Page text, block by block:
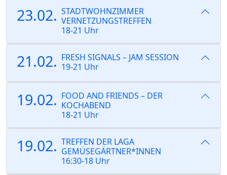
23.02. STADTWOHNZIMMER
VERNETZUNGSTREFFEN
18-21 Uhr
21.02. FRESH SIGNALS – JAM SESSION
19-21 Uhr
19.02. FOOD AND FRIENDS – DER
KOCHABEND
18-21 Uhr
19.02. TREFFEN DER LAGA
GEMÜSEGÄRTNER*INNEN
16:30-18 Uhr